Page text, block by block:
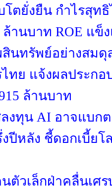
โตยั่งยืน กำไรสุท
านบาท ROE แข็
นทรัพย์อย่างสมดุ
ทย แจ้งผลประกอ
ล้านบาท
งทุน AI อาจแบก
ปีหลัง ชี้ดอกเบี้ยโ
ตัวเล็กฝ่าคลื่นเศร